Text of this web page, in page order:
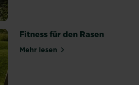
Fitness für den Rasen
Mehr lesenüber Fitness für den Rasen